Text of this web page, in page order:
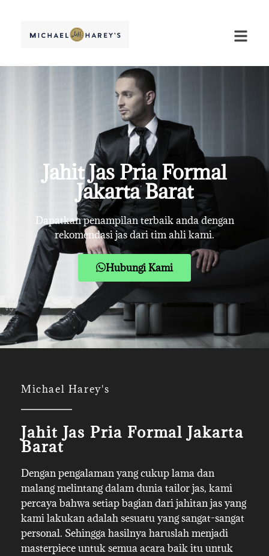
Jahit Jas Pria Formal
Jakarta Barat
Dapatkan penampilan terbaik anda dengan
rekomendasi jas dari tim ahli kami.
Hubungi Kami
Michael Harey's
Jahit Jas Pria Formal Jakarta
Barat
Dengan pengalaman yang cukup lama dan
malang melintang dalam dunia tailor jas, kami
percaya bahwa setiap bagian dari jahitan jas yang
kami lakukan adalah sesuatu yang sangat-sangat
personal. Sehingga hasilnya haruslah menjadi
masterpiece untuk semua acara baik itu untuk